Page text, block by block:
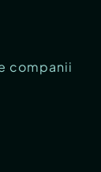
companii